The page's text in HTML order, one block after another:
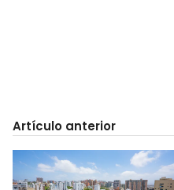
Artículo anterior